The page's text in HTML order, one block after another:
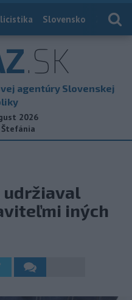
Slovensko
.SK
agentúry Slovenskej
2026
Štefánia
udržiaval
iných